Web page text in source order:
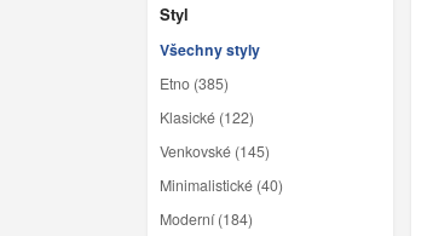
Styl
Všechny styly
Etno (385)
Klasické (122)
Venkovské (145)
Minimalistické (40)
Moderní (184)